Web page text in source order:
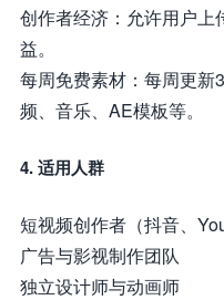
创作者经济：允许用户上
益。
每周免费素材：每周更
频、音乐、AE模板等。
4. 适用人群
短视频创作者（抖音、
广告与影视制作团队
独立设计师与动画师